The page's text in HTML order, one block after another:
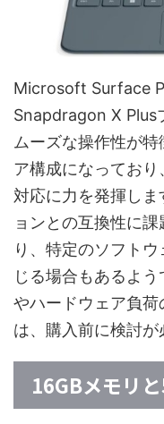
Microsoft Surface
Snapdragon X Plus
ムーズな操作性が
ア構成になってお
対応に力を発揮し
ョンとの互換性に
り、特定のソフト
じる場合もあるよ
やハードウェア負
は、購入前に検討が
16GBメモリ